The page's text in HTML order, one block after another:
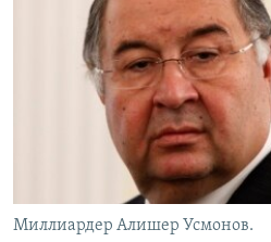
Озодлик бошқа тилларда
Миллиардер Алишер Усмонов.